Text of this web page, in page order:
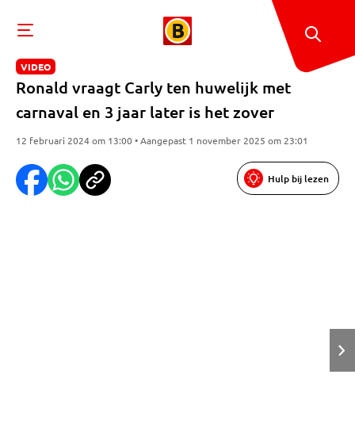
VIDEO
Ronald vraagt Carly ten huwelijk met
carnaval en 3 jaar later is het zover
12 februari 2024 om 13:00 • Aangepast 1 november 2025 om 23:01
Hulp bij lezen